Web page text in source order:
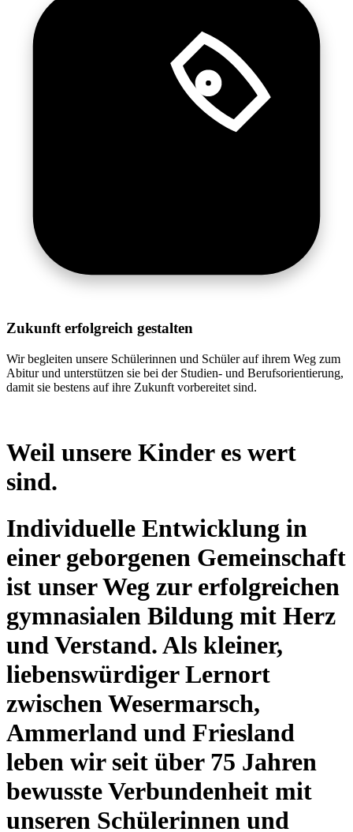
Zukunft erfolgreich gestalten
Wir begleiten unsere Schülerinnen und Schüler auf ihrem Weg zum
Abitur und unterstützen sie bei der Studien- und Berufsorientierung,
damit sie bestens auf ihre Zukunft vorbereitet sind.
Weil unsere Kinder es wert
sind.
Individuelle Entwicklung in
einer geborgenen Gemeinschaft
ist unser Weg zur erfolgreichen
gymnasialen Bildung mit Herz
und Verstand. Als kleiner,
liebenswürdiger Lernort
zwischen Wesermarsch,
Ammerland und Friesland
leben wir seit über 75 Jahren
bewusste Verbundenheit mit
unseren Schülerinnen und